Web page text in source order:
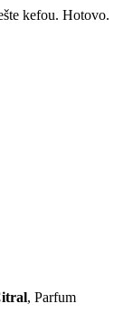
kefou. Hotovo.
, Parfum